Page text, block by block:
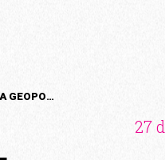
EUROPA EN LA ENCRUCIJADA GEOPOLÍTICA ACTUAL
27